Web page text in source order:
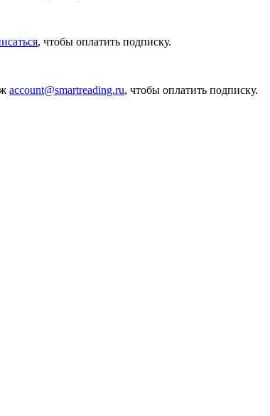
, чтобы оплатить подписку.
account@smartreading.ru, чтобы оплатить подписку.